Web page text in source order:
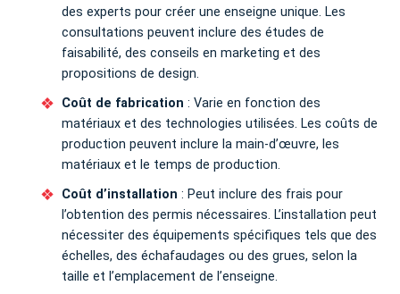
des experts pour créer une enseigne unique. Les
consultations peuvent inclure des études de
faisabilité, des conseils en marketing et des
propositions de design.
Coût de fabrication : Varie en fonction des
matériaux et des technologies utilisées. Les coûts de
production peuvent inclure la main-d’œuvre, les
matériaux et le temps de production.
Coût d’installation : Peut inclure des frais pour
l’obtention des permis nécessaires. L’installation peut
nécessiter des équipements spécifiques tels que des
échelles, des échafaudages ou des grues, selon la
taille et l’emplacement de l’enseigne.